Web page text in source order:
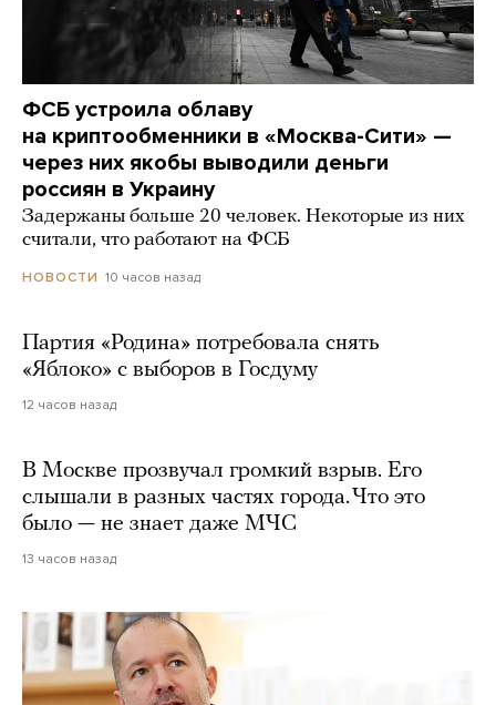
ФСБ устроила облаву
на криптообменники в «Москва-Сити» —
через них якобы выводили деньги
россиян в Украину
Задержаны больше 20 человек. Некоторые из них
считали, что работают на ФСБ
НОВОСТИ 10 часов назад
Партия «Родина» потребовала снять
«Яблоко» с выборов в Госдуму
12 часов назад
В Москве прозвучал громкий взрыв. Его
слышали в разных частях города. Что это
было — не знает даже МЧС
13 часов назад